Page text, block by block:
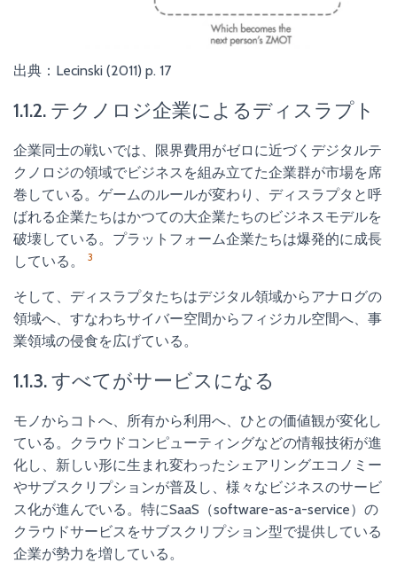
出典：Lecinski (2011) p. 17
1.1.2. テクノロジ企業によるディスラプト
企業同士の戦いでは、限界費用がゼロに近づくデジタルテ
クノロジの領域でビジネスを組み立てた企業群が市場を席
巻している。ゲームのルールが変わり、ディスラプタと呼
ばれる企業たちはかつての大企業たちのビジネスモデルを
破壊している。プラットフォーム企業たちは爆発的に成長
している。
3
そして、ディスラプタたちはデジタル領域からアナログの
領域へ、すなわちサイバー空間からフィジカル空間へ、事
業領域の侵食を広げている。
1.1.3. すべてがサービスになる
モノからコトへ、所有から利用へ、ひとの価値観が変化し
ている。クラウドコンピューティングなどの情報技術が進
化し、新しい形に生まれ変わったシェアリングエコノミー
やサブスクリプションが普及し、様々なビジネスのサービ
ス化が進んでいる。特にSaaS（software-as-a-service）の
クラウドサービスをサブスクリプション型で提供している
企業が勢力を増している。